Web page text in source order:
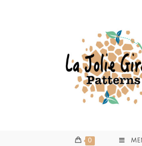
0